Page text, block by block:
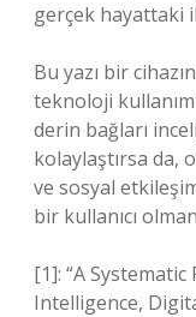
gerçek hayattaki
Bu yazı bir
teknoloji
derin bağları
kolaylaştırsa da,
ve sosyal
bir kullanıcı
[1]: “A
Intelligence,